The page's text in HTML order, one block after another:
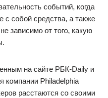
событий, когда
с собой средства, а также
зависимо от того, какую
на сайте РБК-Daily и
компании Philadelphia
расстаются со своими